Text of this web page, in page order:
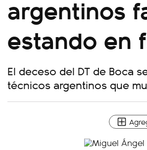
argentinos
estando en
El deceso del DT de Boca
técnicos argentinos que